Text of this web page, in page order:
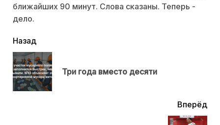
ближайших 90 минут. Слова сказаны. Теперь -
дело.
читать
еще
Назад
Три года вместо десяти
Вперёд